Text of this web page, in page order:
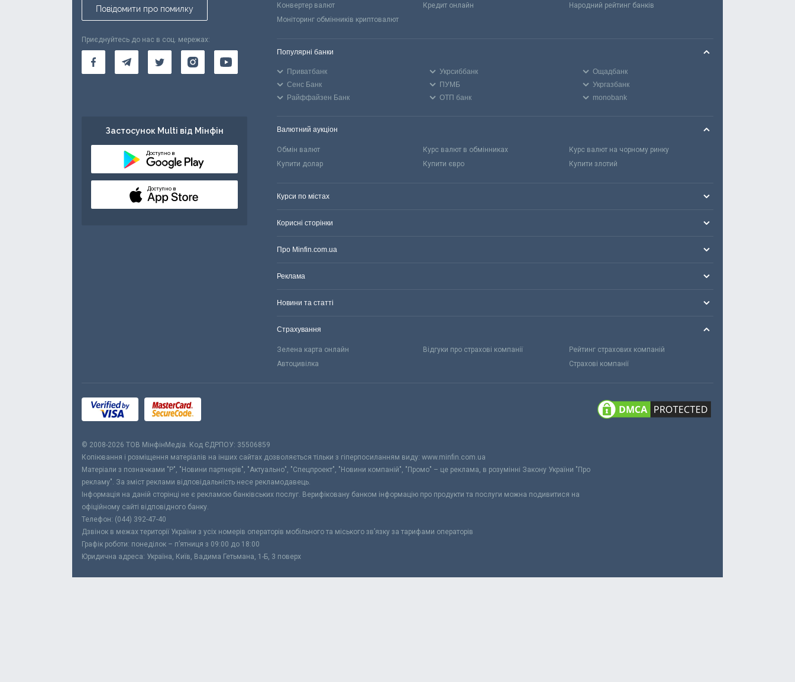
Повідомити про помилку
Приєднуйтесь до нас в соц. мережах:
Застосунок Multi від Мінфін
Доступно в
Доступно в
Конвертер валют
Кредит онлайн
Народний рейтинг банків
Моніторинг обмінників криптовалют
Популярні банки
Приватбанк Укрсиббанк
Ощадбанк
Сенс Банк
ПУМБ
Укргазбанк
Райффайзен Банк
ОТП банк monobank
Валютний аукціон
Обмін валют Курс валют в обмінниках
Курс валют на чорному ринку
Купити долар
Купити євро Купити злотий
Курси по містах
Корисні сторінки
Про Minfin.com.ua
Реклама
Новини та статті
Страхування
Зелена карта онлайн Відгуки про страхові компанії
Рейтинг страхових компаній
Автоцивілка
Страхові компанії
© 2008-2026 ТОВ МiнфiнМедiа. Код ЄДРПОУ: 35506859
Копіювання і розміщення матеріалів на інших сайтах дозволяється тільки з гіперпосиланням виду: www.minfin.com.ua
Матеріали з позначками "Р", "Новини партнерів", "Актуально", "Спецпроект", "Новини компаній", "Промо" – це реклама, в розумінні Закону України "Про
рекламу". За зміст реклами відповідальність несе рекламодавець.
Інформація на даній сторінці не є рекламою банківських послуг. Верифіковану банком інформацію про продукти та послуги можна подивитися на
офіційному сайті відповідного банку.
Телефон: (044) 392-47-40
Дзвінок в межах території України з усіх номерів операторів мобільного та міського зв’язку за тарифами операторів
Графік роботи: понеділок – п’ятниця з 09:00 до 18:00
Юридична адреса: Україна, Київ, Вадима Гетьмана, 1-Б, 3 поверх